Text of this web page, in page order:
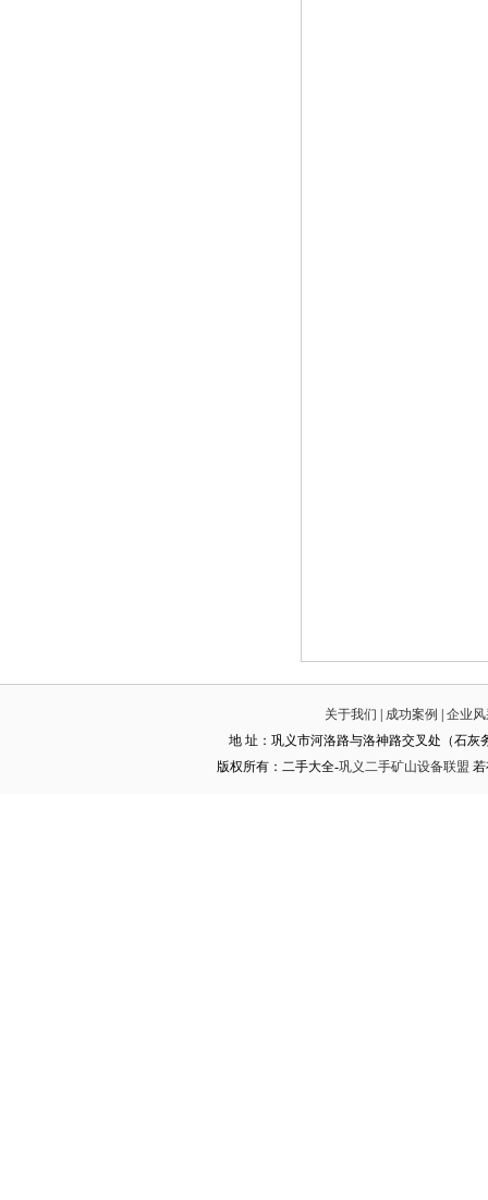
关于我们 成功案例
企业
地 址：巩义市河洛路与洛神路交叉处（石灰
版权所有：二手大全-巩义二手矿山设备联盟